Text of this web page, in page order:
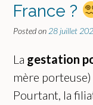
France ?
Posted on 28 juillet
La gestation
mère
Pourtant, la